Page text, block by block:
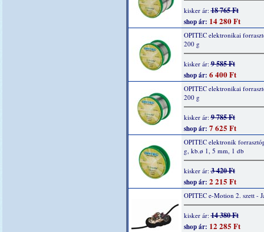
kisker ár:18 765 Ft
shop ár: 14 280 Ft
OPITEC elektronikai
200 g
kisker ár:9 585 Ft
shop ár: 6 400 Ft
OPITEC elektronikai
200 g
kisker ár:9 785 Ft
shop ár: 7 625 Ft
OPITEC elektronik
g, kb.ø 1, 5 mm, 1 db
kisker ár:3 420 Ft
shop ár: 2 215 Ft
OPITEC e-Motion 2. szett -
kisker ár:14 380 Ft
shop ár: 12 285 Ft